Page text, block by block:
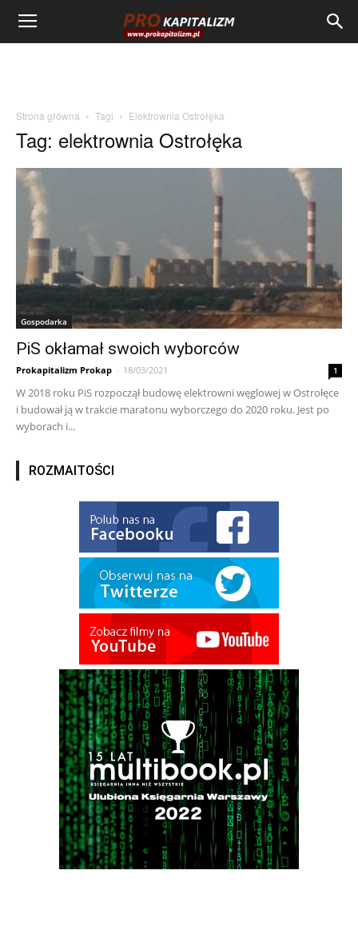
Strona główna Tagi Elektrownia Ostrołęka
Tag: elektrownia Ostrołęka
Gospodarka
PiS okłamał swoich wyborców
Prokapitalizm Prokap - 18/03/2021 1
W 2018 roku PiS rozpoczął budowę elektrowni węglowej w Ostrołęce
i budował ją w trakcie maratonu wyborczego do 2020 roku. Jest po
wyborach i...
ROZMAITOŚCI